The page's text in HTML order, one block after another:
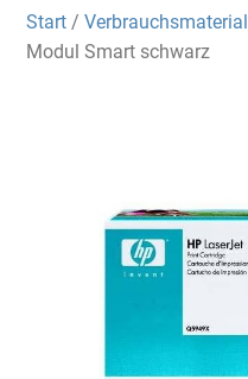
Start /Verbrauchsmaterial
Modul Smart schwarz